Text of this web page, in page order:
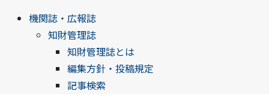
機関誌・広報誌
知財管理誌
知財管理誌とは
編集方針・投稿規定
記事検索